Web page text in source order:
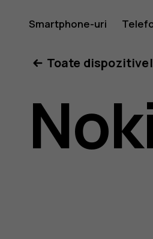
Ghid
de
Smartphone-uri
Toate